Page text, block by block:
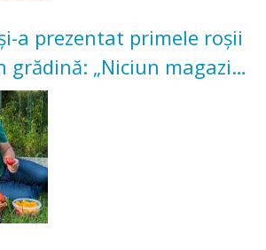
a prezentat primele roșii
grădină: „Niciun magazin
această satisfacție”